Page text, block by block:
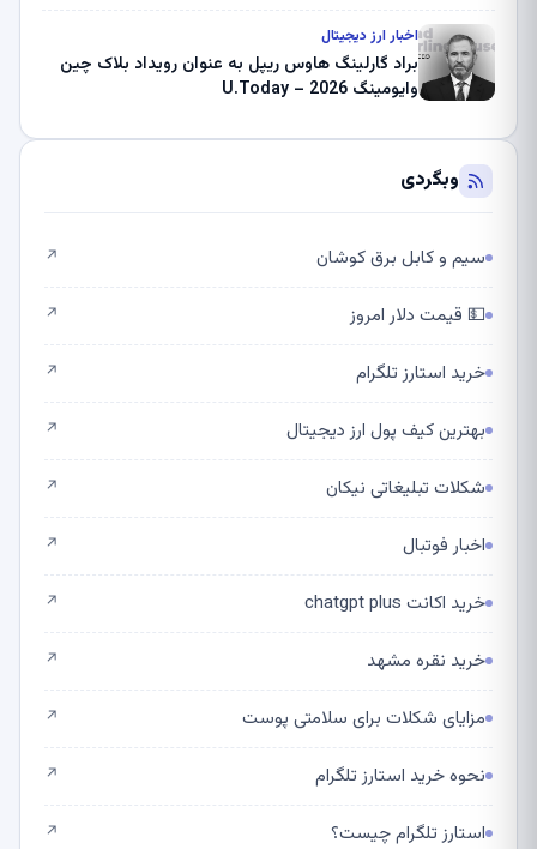
اخبار ارز دیجیتال
براد گارلینگ هاوس ریپل به عنوان رویداد بلاک چین
وایومینگ 2026 – U.Today
وبگردی
سیم و کابل برق کوشان ↗
💵 قیمت دلار امروز ↗
خرید استارز تلگرام ↗
بهترین کیف پول ارز دیجیتال ↗
شکلات تبلیغاتی نیکان ↗
اخبار فوتبال ↗
خرید اکانت chatgpt plus ↗
خرید نقره مشهد ↗
مزایای شکلات برای سلامتی پوست ↗
نحوه خرید استارز تلگرام ↗
استارز تلگرام چیست؟ ↗